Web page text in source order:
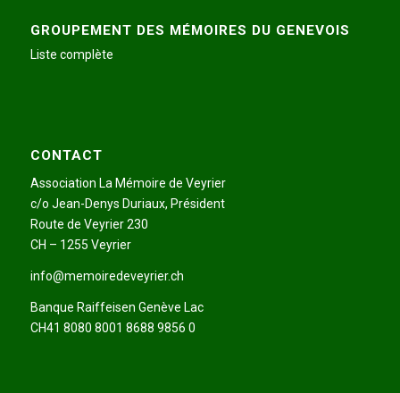
GROUPEMENT DES MÉMOIRES DU GENEVOIS
Liste complète
CONTACT
Association La Mémoire de Veyrier
c/o Jean-Denys Duriaux, Président
Route de Veyrier 230
CH – 1255 Veyrier
info@memoiredeveyrier.ch
Banque Raiffeisen Genève Lac
CH41 8080 8001 8688 9856 0